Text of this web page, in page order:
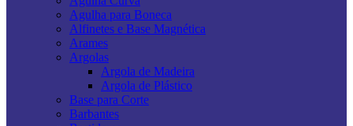
Agulha para Boneca
Alfinetes e Base Magnética
Arames
Argolas
Argola de Madeira
Argola de Plástico
Base para Corte
Barbantes